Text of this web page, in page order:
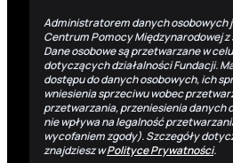
Administratorem danych osobowych
Centrum Pomocy Międzynarodowej z
Dane osobowe są przetwarzane w
dotyczących działalności Fundacji.
dostępu do danych osobowych, ich
wniesienia sprzeciwu wobec
przetwarzania, przeniesienia danych
nie wpływa na legalność
wycofaniem zgody). Szczegóły
znajdziesz wPolityce Prywatności.